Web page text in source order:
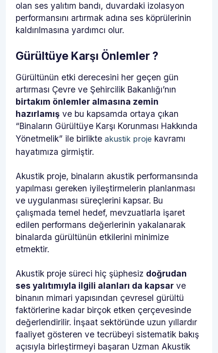
olan ses yalıtım bandı, duvardaki izolasyon
performansını artırmak adına ses köprülerinin
kaldırılmasına yardımcı olur.
Gürültüye Karşı Önlemler ?
Gürültünün etki derecesini her geçen gün
artırması Çevre ve Şehircilik Bakanlığı’nın
birtakım önlemler almasına zemin
hazırlamış ve bu kapsamda ortaya çıkan
“Binaların Gürültüye Karşı Korunması Hakkında
Yönetmelik” ile birlikte akustik proje kavramı
hayatımıza girmiştir.
Akustik proje, binaların akustik performansında
yapılması gereken iyileştirmelerin planlanması
ve uygulanması süreçlerini kapsar. Bu
çalışmada temel hedef, mevzuatlarla işaret
edilen performans değerlerinin yakalanarak
binalarda gürültünün etkilerini minimize
etmektir.
Akustik proje süreci hiç şüphesiz doğrudan
ses yalıtımıyla ilgili alanları da kapsar ve
binanın mimari yapısından çevresel gürültü
faktörlerine kadar birçok etken çerçevesinde
değerlendirilir. İnşaat sektöründe uzun yıllardır
faaliyet gösteren ve tecrübeyi sistematik bakış
açısıyla birleştirmeyi başaran Uzman Akustik